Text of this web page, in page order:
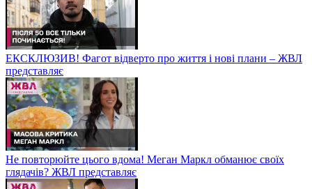
ЕКСКЛЮЗИВ! Фагот відверто про життя і нові плани – ЖВЛ
представляє
Не повторюйте цього вдома! Меган Маркл обманює своїх
глядачів? ЖВЛ представляє